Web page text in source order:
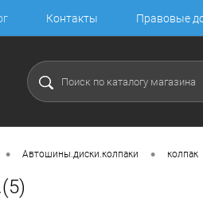
Контакты Правовые
• Автошины.диски.колпаки • колпак